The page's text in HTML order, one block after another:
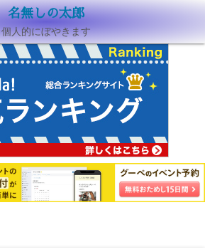
名無しの太郎
個人的にぼやきます